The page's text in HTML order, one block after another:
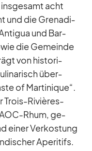
ins­ge­samt acht
und die Gre­na­di­
und Bar­
die Ge­meinde
von his­to­ri­
über­
of Mar­ti­ni­que“.
Trois-Ri­viè­res-
Rhum, ge­
ei­ner Ver­kos­tung
Ape­ri­tifs.